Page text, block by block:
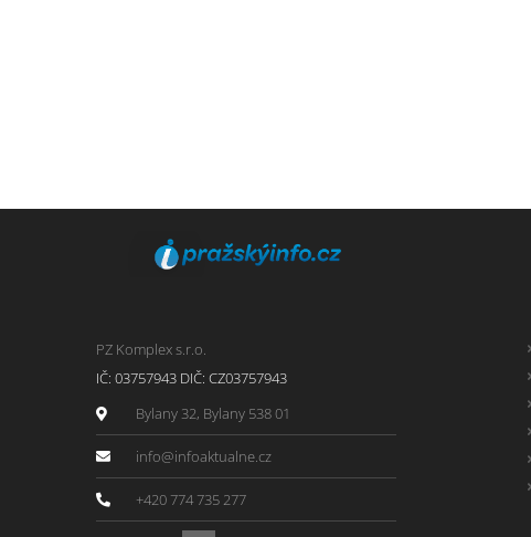
PZ Komplex s.r.o.
IČ: 03757943 DIČ: CZ03757943
Bylany 32, Bylany 538 01
info@infoaktualne.cz
+420 774 735 277